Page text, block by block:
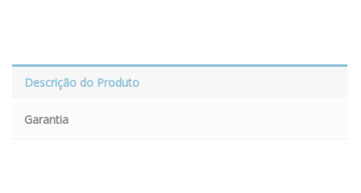
Descrição do Produto
Garantia